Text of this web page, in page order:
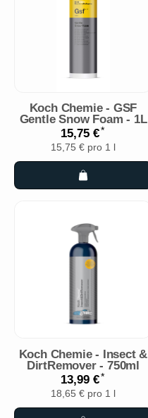
Koch Chemie - GSF
Gentle Snow Foam - 1L
15,75 €*
15,75 € pro 1 l
Koch Chemie - Insect &
DirtRemover - 750ml
13,99 €*
18,65 € pro 1 l